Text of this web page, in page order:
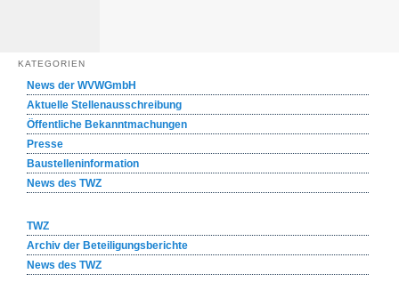
KATEGORIEN
News der WVWGmbH
Aktuelle Stellenausschreibung
Öffentliche Bekanntmachungen
Presse
Baustelleninformation
News des TWZ
TWZ
Archiv der Beteiligungsberichte
News des TWZ